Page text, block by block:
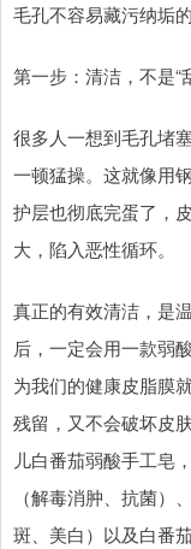
毛孔不容易藏污纳垢的
第一步：清洁，不是“
很多人一想到毛孔堵
一顿猛操。这就像用
护层也彻底完蛋了，
大，陷入恶性循环。
真正的有效清洁，是
后，一定会用一款弱
为我们的健康皮脂膜
残留，又不会破坏皮
儿白番茄弱酸手工皂
（解毒消肿、抗菌）
斑、美白）以及白番